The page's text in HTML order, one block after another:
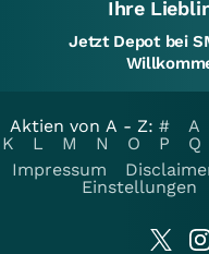
Ihre
Jetzt Depot bei
Aktien von A - Z: # A
K
L M N O P Q
Impressum
Einstellungen